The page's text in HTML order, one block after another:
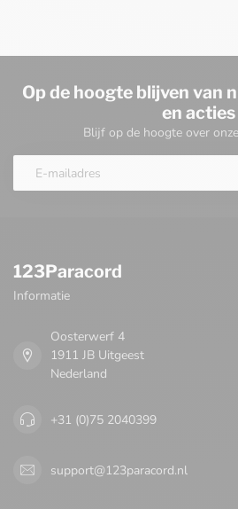
Op de hoogte blijven van
en acties
Blijf op de hoogte over
123Paracord
Informatie
Oosterwerf 4
1911 JB Uitgeest
Nederland
+31 (0)75 2040399
support@123paracord.nl